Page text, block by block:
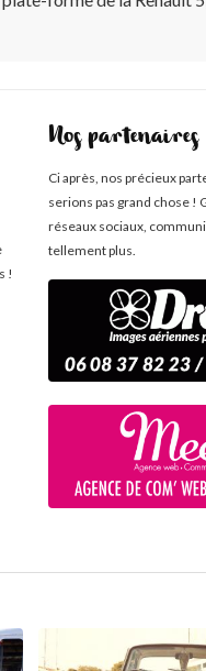
!
Nos partenaires
Ci après, nos précieux
serions pas grand chose !
réseaux sociaux,
tellement plus.